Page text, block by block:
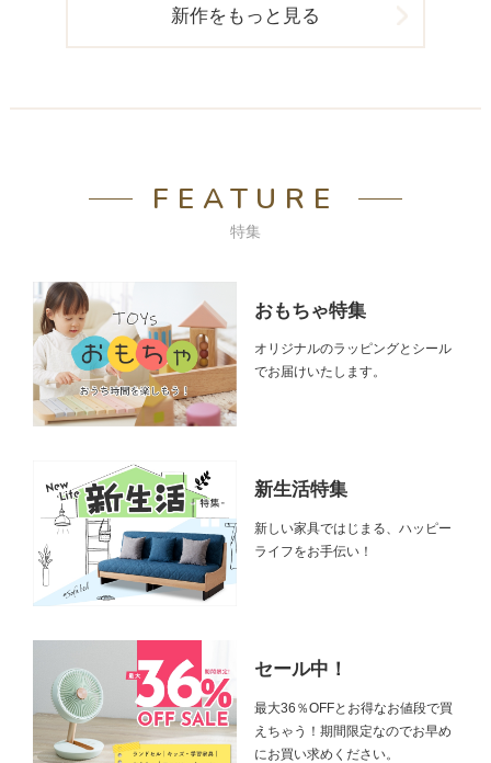
新作をもっと見る
FEATURE
特集
おもちゃ特集
オリジナルのラッピングとシール
でお届けいたします。
新生活特集
新しい家具ではじまる、ハッピー
ライフをお手伝い！
セール中！
最大36％OFFとお得なお値段で買
えちゃう！期間限定なのでお早め
にお買い求めください。